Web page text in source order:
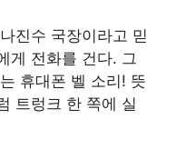
진수 국장이라고 믿
게 전화를 건다. 그
휴대폰 벨 소리! 뜻
트렁크 한 쪽에 실